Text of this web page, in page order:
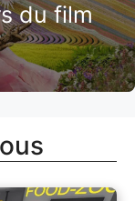
du film